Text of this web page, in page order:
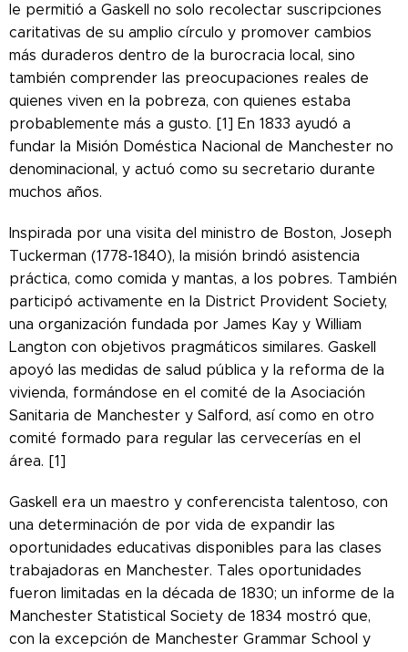
le permitió a Gaskell no solo recolectar suscripciones
caritativas de su amplio círculo y promover cambios
más duraderos dentro de la burocracia local, sino
también comprender las preocupaciones reales de
quienes viven en la pobreza, con quienes estaba
probablemente más a gusto. [1] En 1833 ayudó a
fundar la Misión Doméstica Nacional de Manchester no
denominacional, y actuó como su secretario durante
muchos años.
Inspirada por una visita del ministro de Boston, Joseph
Tuckerman (1778-1840), la misión brindó asistencia
práctica, como comida y mantas, a los pobres. También
participó activamente en la District Provident Society,
una organización fundada por James Kay y William
Langton con objetivos pragmáticos similares. Gaskell
apoyó las medidas de salud pública y la reforma de la
vivienda, formándose en el comité de la Asociación
Sanitaria de Manchester y Salford, así como en otro
comité formado para regular las cervecerías en el
área. [1]
Gaskell era un maestro y conferencista talentoso, con
una determinación de por vida de expandir las
oportunidades educativas disponibles para las clases
trabajadoras en Manchester. Tales oportunidades
fueron limitadas en la década de 1830; un informe de la
Manchester Statistical Society de 1834 mostró que,
con la excepción de Manchester Grammar School y